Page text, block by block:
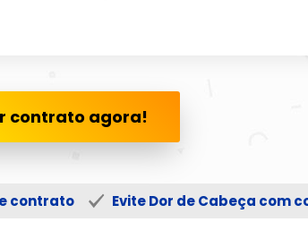
contrato agora!
contrato Evite Dor de Cabeça com